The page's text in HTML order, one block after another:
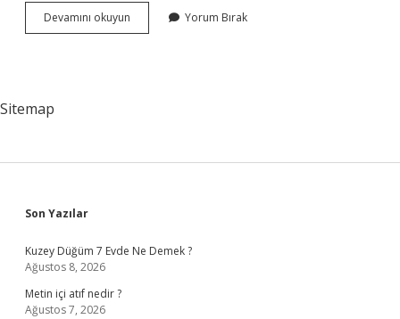
Devamını okuyun
Yapmak
Yorum Bırak
Sitemap
Sidebar
Son Yazılar
Kuzey Düğüm 7 Evde Ne Demek ?
Ağustos 8, 2026
Metin içi atıf nedir ?
Ağustos 7, 2026